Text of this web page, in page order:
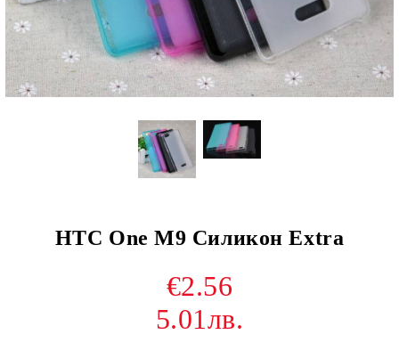
HTC One M9 Силикон Extra
€2.56
5.01лв.